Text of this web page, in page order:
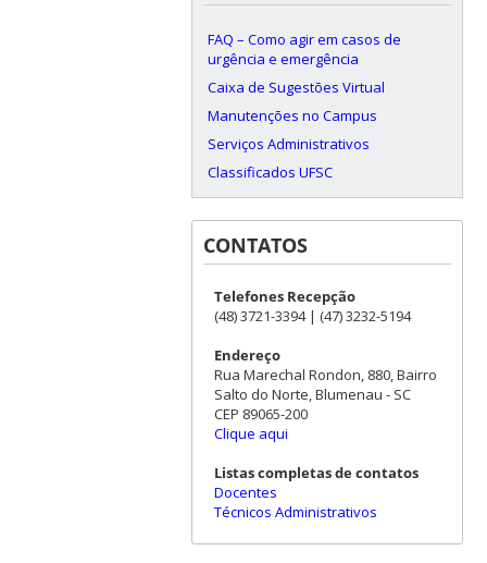
FAQ – Como agir em casos de
urgência e emergência
Caixa de Sugestões Virtual
Manutenções no Campus
Serviços Administrativos
Classificados UFSC
CONTATOS
Telefones Recepção
(48) 3721-3394 | (47) 3232-5194
Endereço
Rua Marechal Rondon, 880, Bairro
Salto do Norte, Blumenau - SC
CEP 89065-200
Clique aqui
Listas completas de contatos
Docentes
Técnicos Administrativos